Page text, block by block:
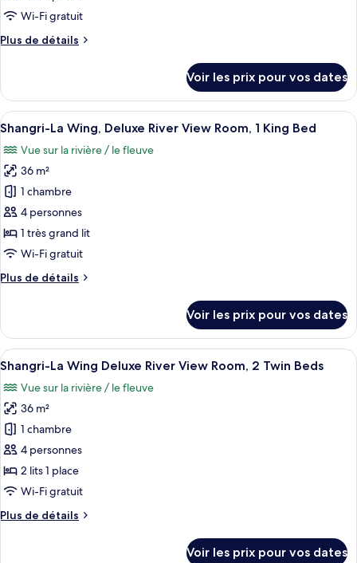
King
de
chambre :
Shangri-
Deluxe
Balcony
Room,
2
Twin
Beds
Wi-Fi gratuit
Plus de détails
Plus
le
type
de
chambre
Shangri-
La
Wing,
Deluxe
Balcony
Room,
2
Twin
Voir les prix pour vos dates
Afficher
toutes
les
photos
pour
ce
type
de
chambre :
Shangri-
Deluxe
River
View
Room,
1
King
Bed
Une chambre d’hôtel avec un
7
Shangri-La Wing, Deluxe River View Room, 1 King Bed
Vue sur la rivière / le fleuve
36 m²
1 chambre
4 personnes
1 très grand lit
Wi-Fi gratuit
Plus de détails
Plus
le
type
de
chambre
Shangri-
La
Wing,
Deluxe
River
View
Room,
Bed
Voir les prix pour vos dates
Afficher
toutes
les
photos
pour
ce
type
de
chambre :
Shangri-
Une chambre d’hôtel avec deux lits,
8
Shangri-La Wing Deluxe River View Room, 2 Twin Beds
Vue sur la rivière / le fleuve
36 m²
1 chambre
4 personnes
2 lits 1 place
Wi-Fi gratuit
Plus de détails
Plus
Voir les prix pour vos dates